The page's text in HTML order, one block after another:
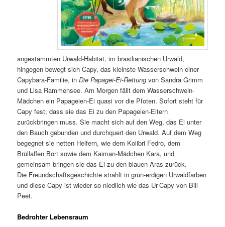
angestammten Urwald-Habitat, im brasilianischen Urwald,
hingegen bewegt sich Capy, das kleinste Wasserschwein einer
Capybara-Familie, inDie Papagei-Ei-Rettungvon Sandra Grimm
und Lisa Rammensee. Am Morgen fällt dem Wasserschwein-
Mädchen ein Papageien-Ei quasi vor die Pfoten. Sofort steht für
Capy fest, dass sie das Ei zu den Papageien-Eltern
zurückbringen muss. Sie macht sich auf den Weg, das Ei unter
den Bauch gebunden und durchquert den Urwald. Auf dem Weg
begegnet sie netten Helfern, wie dem Kolibri Fedro, dem
Brüllaffen Bört sowie dem Kaiman-Mädchen Kara, und
gemeinsam bringen sie das Ei zu den blauen Aras zurück.
Die Freundschaftsgeschichte strahlt in grün-erdigen Urwaldfarben
und diese Capy ist wieder so niedlich wie das Ur-Capy von Bill
Peet.
Bedrohter Lebensraum